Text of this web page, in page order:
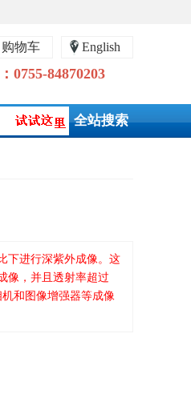
English
购物车
0755-84870203
下进行深紫外成像。这
像，并且透射率超过
和图像增强器等成像